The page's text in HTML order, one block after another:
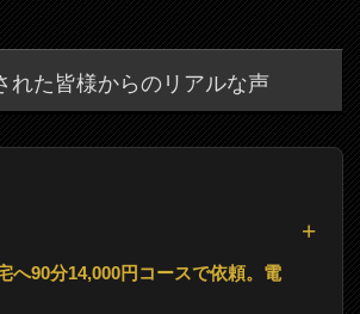
れた皆様からのリアルな声
へ90分14,000円コースで依頼。電